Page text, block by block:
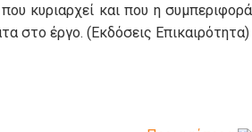
κυριαρχεί και που η συμπεριφορά
στο έργο. (Εκδόσεις Επικαιρότητα)